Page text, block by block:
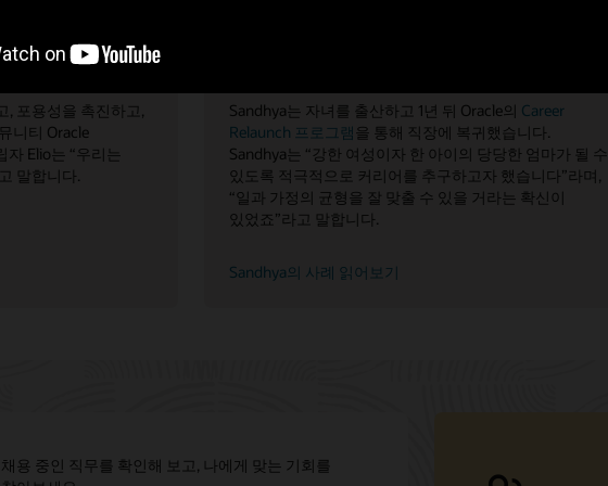
, 포용성을 촉진하고,
니티 Oracle
Elio는 “우리는
말합니다.
Sandhya는 자녀를 출산하고 1년 뒤 Oracle의 Career
Relaunch 프로그램을 통해 직장에 복귀했습니다.
Sandhya는 “강한 여성이자 한 아이의 당당한 엄마가 될 수
있도록 적극적으로 커리어를 추구하고자 했습니다”라며,
“일과 가정의 균형을 잘 맞출 수 있을 거라는 확신이
있었죠”라고 말합니다.
Sandhya의 사례 읽어보기
채용 중인 직무를 확인해 보고, 나에게 맞는 기회를